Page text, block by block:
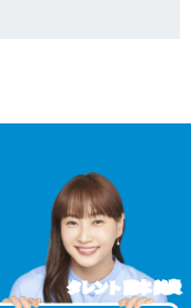
タレント 藤本 美貴